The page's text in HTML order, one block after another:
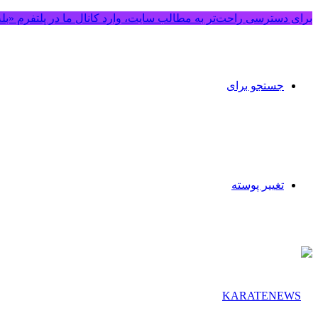
برای دسترسی راحت‌تر به مطالب سایت، وارد کانال ما در پلتفرم
جستجو برای
تغییر پوسته